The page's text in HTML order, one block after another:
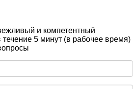
и компетентный
5 минут (в рабочее время)